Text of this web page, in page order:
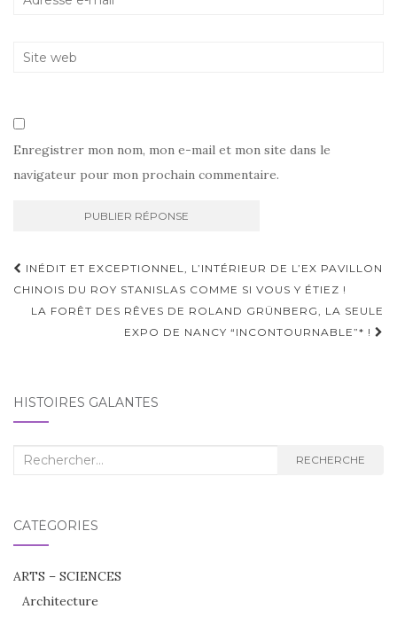
Enregistrer mon nom, mon e-mail et mon site dans le
navigateur pour mon prochain commentaire.
Navigation
d'article
INÉDIT ET EXCEPTIONNEL, L’INTÉRIEUR DE L’EX PAVILLON
CHINOIS DU ROY STANISLAS COMME SI VOUS Y ÉTIEZ !
LA FORÊT DES RÊVES DE ROLAND GRÜNBERG, LA SEULE
EXPO DE NANCY “INCONTOURNABLE”* !
HISTOIRES GALANTES
Recherche
RECHERCHE
CATÉGORIES
ARTS – SCIENCES
Architecture